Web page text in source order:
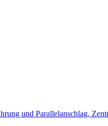
und Parallelanschlag,